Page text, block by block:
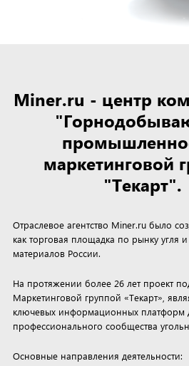
Miner.ru - центр
маркетинговой
"Текарт".
Отраслевое агентство Miner.ru было
как торговая площадка по рынку угля
материалов России.
На протяжении более 26 лет проект
Маркетинговой группой «Текарт»,
ключевых информационных платформ
профессионального сообщества
Основные направления деятельности: